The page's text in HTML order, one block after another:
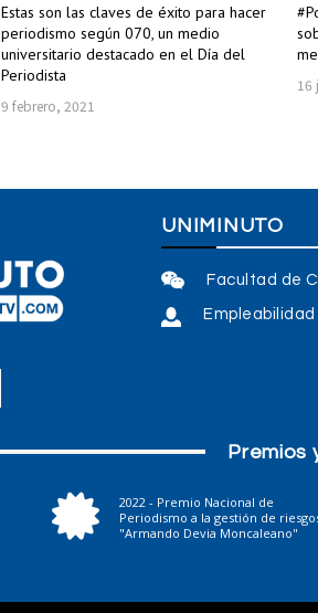
Estas son las claves de éxito para hacer
periodismo según 070, un medio
universitario destacado en el Día del
Periodista
9 febrero, 2021
16
UNIMINUTO
Facultad de
Empleabilidad
Premios
2022 - Premio Nacional de
Periodismo a la gestión de
"Armando Devia Moncaleano"